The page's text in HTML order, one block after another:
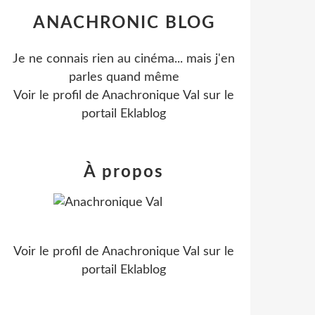
ANACHRONIC BLOG
Je ne connais rien au cinéma... mais j'en
parles quand même
Voir le profil de Anachronique Val sur le
portail Eklablog
À propos
Voir le profil de Anachronique Val sur le
portail Eklablog